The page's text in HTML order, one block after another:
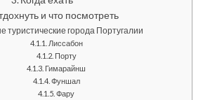
и что посмотреть
туристические города Португалии
Лиссабон
Порту
Гимарайнш
Фуншал
Фару